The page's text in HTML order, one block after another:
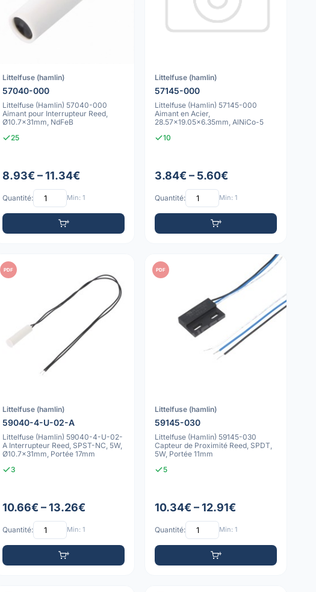
Littelfuse (hamlin)
57040-000
Littelfuse (Hamlin) 57040-000
Aimant pour Interrupteur Reed,
Ø10.7x31mm, NdFeB
25
8.93€ – 11.34€
Quantité: Min: 1
Littelfuse (hamlin)
57145-000
Littelfuse (Hamlin) 57145-000
Aimant en Acier,
28.57x19.05x6.35mm, AlNiCo-5
10
3.84€ – 5.60€
Quantité: Min: 1
PDF
Littelfuse (hamlin)
59040-4-U-02-A
Littelfuse (Hamlin) 59040-4-U-02-
A Interrupteur Reed, SPST-NC, 5W,
Ø10.7x31mm, Portée 17mm
3
10.66€ – 13.26€
Quantité: Min: 1
PDF
Littelfuse (hamlin)
59145-030
Littelfuse (Hamlin) 59145-030
Capteur de Proximité Reed, SPDT,
5W, Portée 11mm
5
10.34€ – 12.91€
Quantité: Min: 1